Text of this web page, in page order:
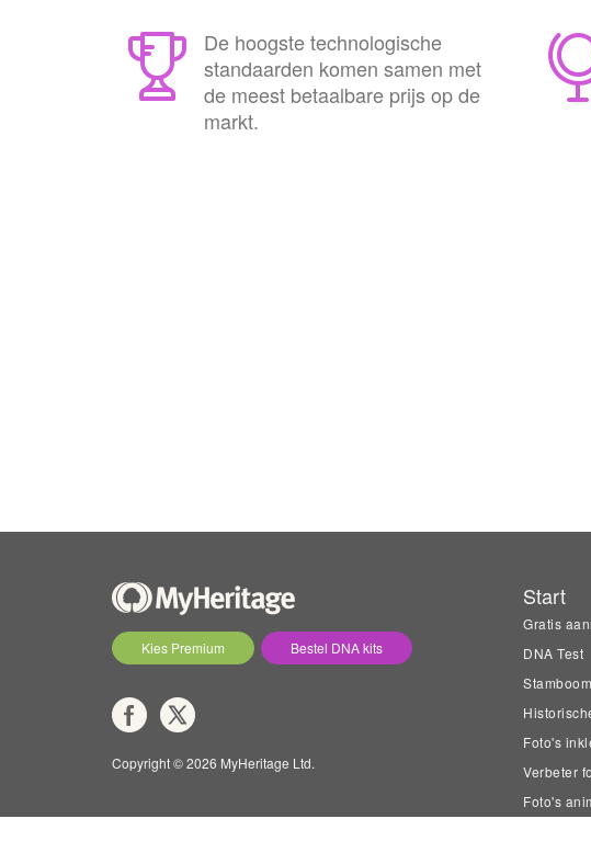
De hoogste technologische
standaarden komen samen met
de meest betaalbare prijs op de
markt.
Kies Premium Bestel DNA kits
Copyright © 2026 MyHeritage Ltd.
Start
Gratis
DNA Test
Stamboom
Foto's
Verbeter
Foto's